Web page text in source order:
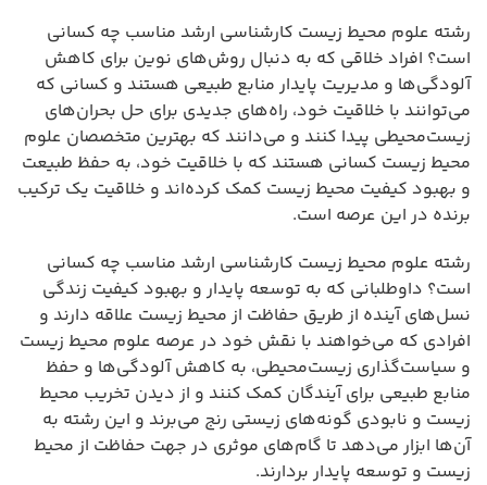
رشته علوم محیط زیست کارشناسی ارشد مناسب چه کسانی
است؟ افراد خلاقی که به دنبال روش‌های نوین برای کاهش
آلودگی‌ها و مدیریت پایدار منابع طبیعی هستند و کسانی که
می‌توانند با خلاقیت خود، راه‌های جدیدی برای حل بحران‌های
زیست‌محیطی پیدا کنند و می‌دانند که بهترین متخصصان علوم
محیط زیست کسانی هستند که با خلاقیت خود، به حفظ طبیعت
و بهبود کیفیت محیط زیست کمک کرده‌اند و خلاقیت یک ترکیب
برنده در این عرصه است.
رشته علوم محیط زیست کارشناسی ارشد مناسب چه کسانی
است؟ داوطلبانی که به توسعه پایدار و بهبود کیفیت زندگی
نسل‌های آینده از طریق حفاظت از محیط زیست علاقه دارند و
افرادی که می‌خواهند با نقش خود در عرصه علوم محیط زیست
و سیاست‌گذاری زیست‌محیطی، به کاهش آلودگی‌ها و حفظ
منابع طبیعی برای آیندگان کمک کنند و از دیدن تخریب محیط
زیست و نابودی گونه‌های زیستی رنج می‌برند و این رشته به
آن‌ها ابزار می‌دهد تا گام‌های موثری در جهت حفاظت از محیط
زیست و توسعه پایدار بردارند.